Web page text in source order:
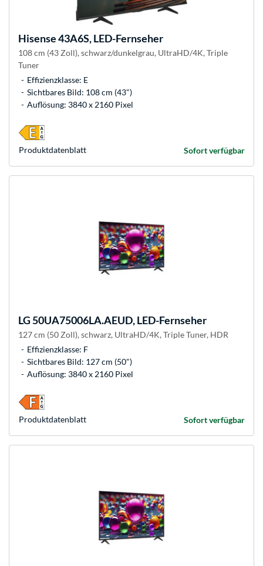
Hisense43A6S, LED-Fernseher
108 cm (43 Zoll), schwarz/dunkelgrau, UltraHD/4K, Triple
Tuner
Effizienzklasse: E
Sichtbares Bild: 108 cm (43")
Auflösung: 3840 x 2160 Pixel
Sofort verfügbar
Produkt­datenblatt
LG50UA75006LA.AEUD, LED-Fernseher
127 cm (50 Zoll), schwarz, UltraHD/4K, Triple Tuner, HDR
Effizienzklasse: F
Sichtbares Bild: 127 cm (50")
Auflösung: 3840 x 2160 Pixel
Sofort verfügbar
Produkt­datenblatt